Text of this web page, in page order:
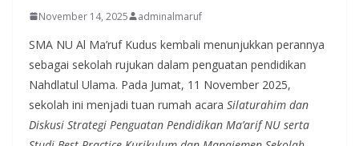
November 14, 2025 adminalmaruf
SMA NU Al Ma’ruf Kudus kembali menunjukkan perannya
sebagai sekolah rujukan dalam penguatan pendidikan
Nahdlatul Ulama. Pada Jumat, 11 November 2025,
sekolah ini menjadi tuan rumah acara Silaturahim dan
Diskusi Strategi Penguatan Pendidikan Ma’arif NU serta